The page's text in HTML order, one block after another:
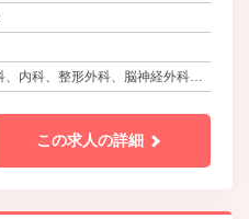
をとても大切にしています。
内科、整形外科、脳神経外科、
この求人の詳細